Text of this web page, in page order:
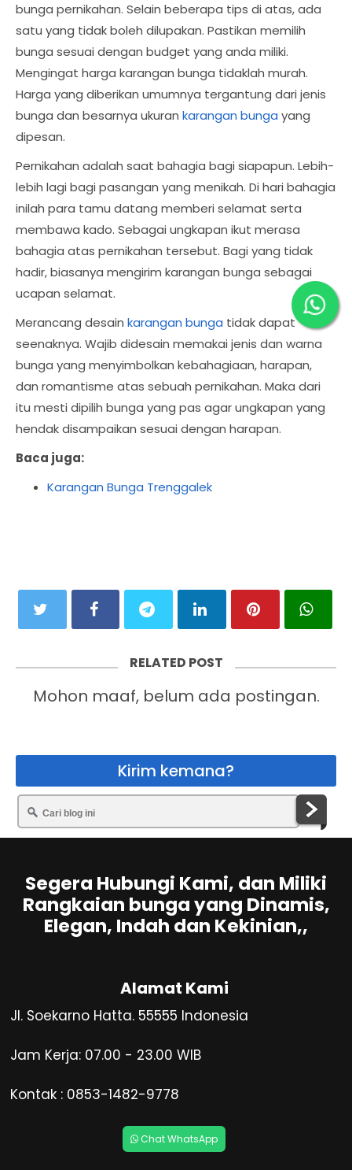
bunga pernikahan. Selain beberapa tips di atas, ada
satu yang tidak boleh dilupakan. Pastikan memilih
bunga sesuai dengan budget yang anda miliki.
Mengingat harga karangan bunga tidaklah murah.
Harga yang diberikan umumnya tergantung dari jenis
bunga dan besarnya ukuran karangan bunga yang
dipesan.
Pernikahan adalah saat bahagia bagi siapapun. Lebih-
lebih lagi bagi pasangan yang menikah. Di hari bahagia
inilah para tamu datang memberi selamat serta
membawa kado. Sebagai ungkapan ikut merasa
bahagia atas pernikahan tersebut. Bagi yang tidak
hadir, biasanya mengirim karangan bunga sebagai
ucapan selamat.
Merancang desain karangan bunga tidak dapat
seenaknya. Wajib didesain memakai jenis dan warna
bunga yang menyimbolkan kebahagiaan, harapan,
dan romantisme atas sebuah pernikahan. Maka dari
itu mesti dipilih bunga yang pas agar ungkapan yang
hendak disampaikan sesuai dengan harapan.
Baca juga:
Karangan Bunga Trenggalek
RELATED POST
Mohon maaf, belum ada postingan.
Kirim kemana?
Segera Hubungi Kami, dan Miliki
Rangkaian bunga yang Dinamis,
Elegan, Indah dan Kekinian,,
Alamat Kami
Jl. Soekarno Hatta. 55555 Indonesia
Jam Kerja: 07.00 - 23.00 WIB
Kontak : 0853-1482-9778
Chat WhatsApp